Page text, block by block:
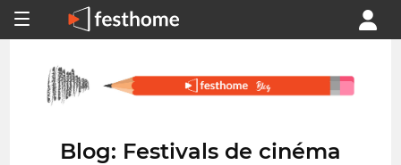
Blog: Festivals de cinéma